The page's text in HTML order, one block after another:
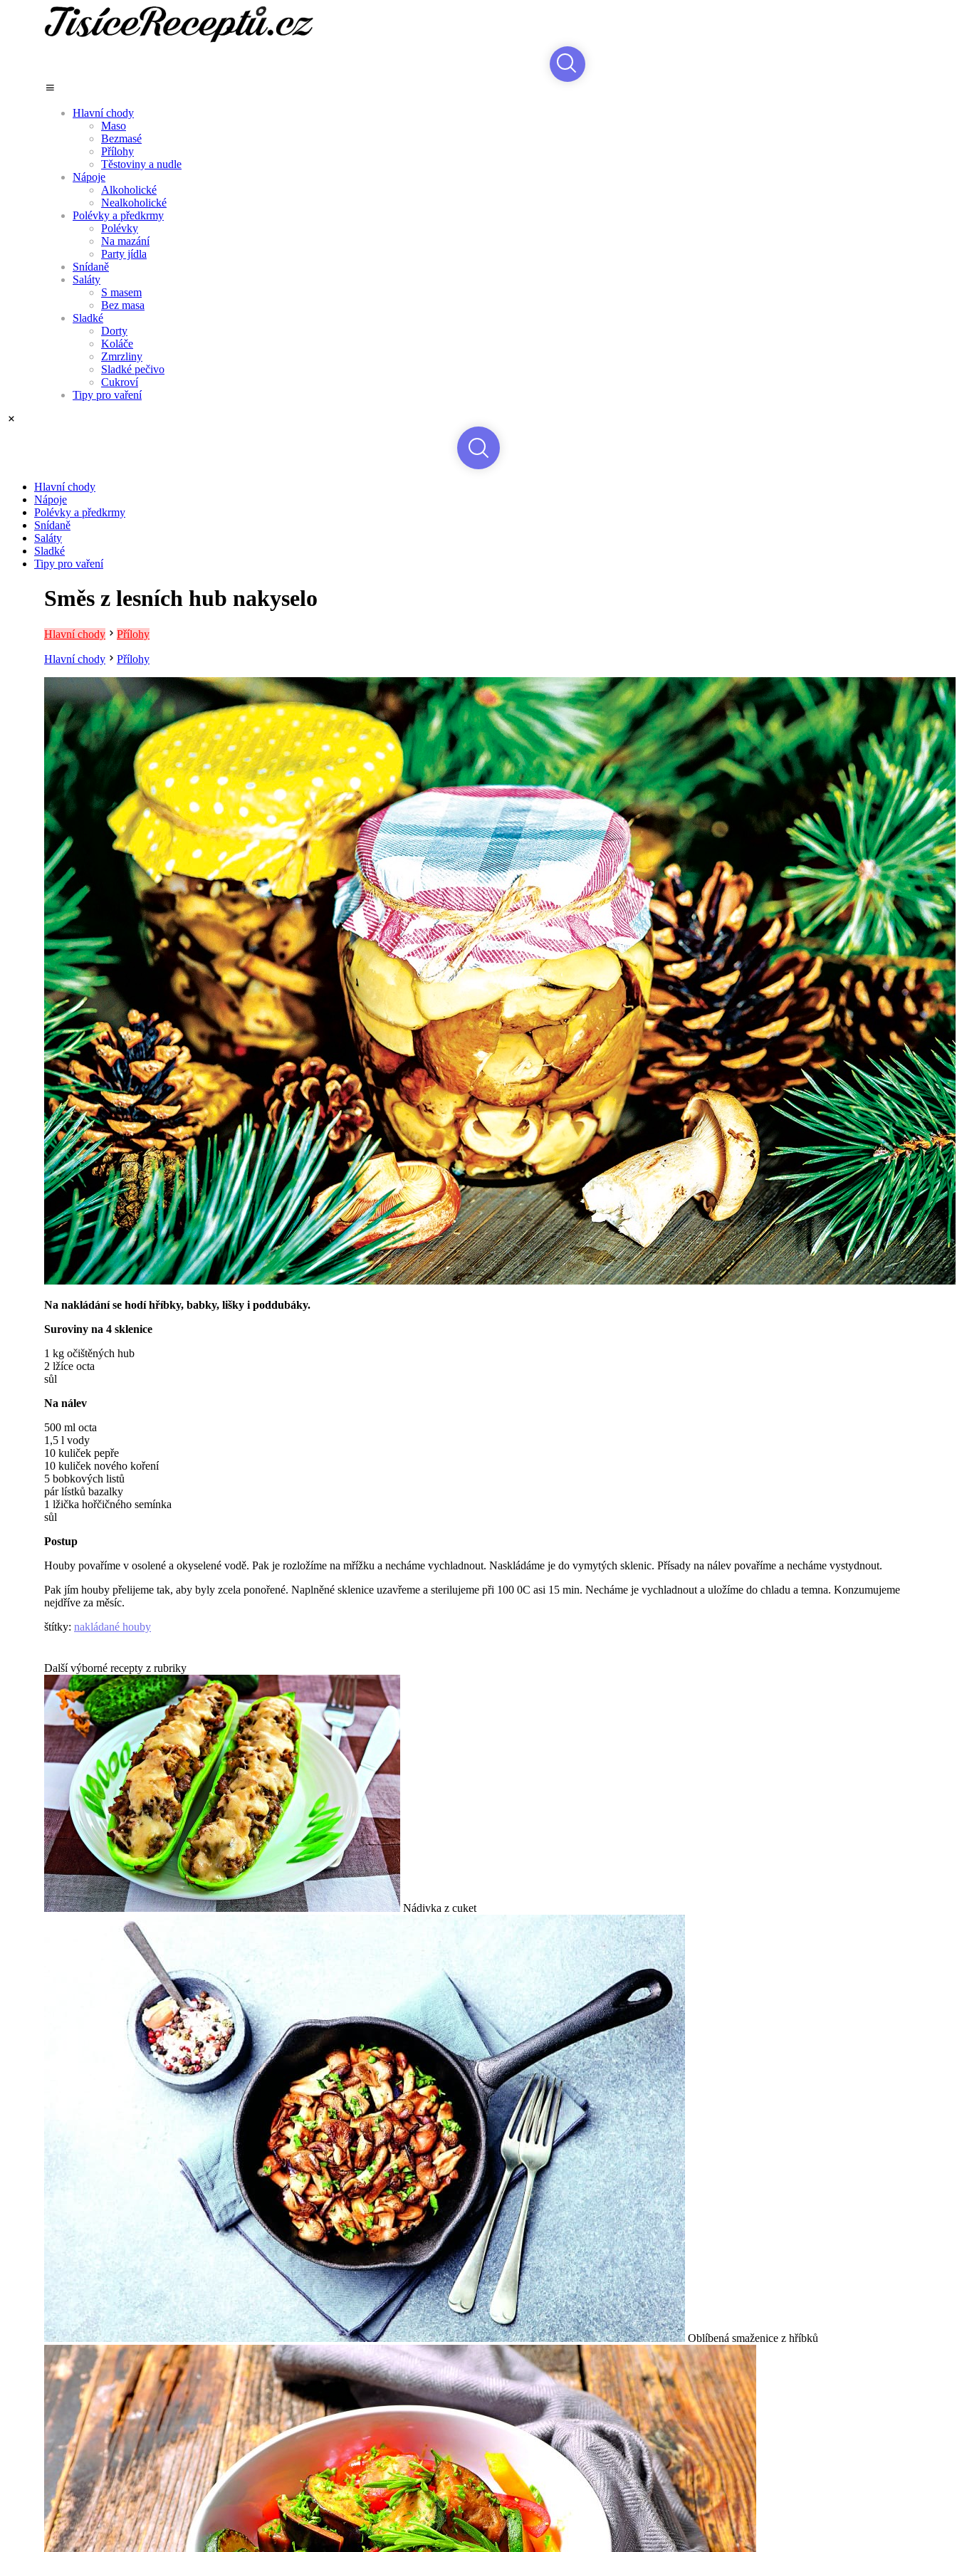
Hlavní chody
Maso
Bezmasé
Přílohy
Těstoviny a nudle
Nápoje
Alkoholické
Nealkoholické
Polévky a předkrmy
Polévky
Na mazání
Party jídla
Snídaně
Saláty
S masem
Bez masa
Sladké
Dorty
Koláče
Zmrzliny
Sladké pečivo
Cukroví
Tipy pro vaření
Hlavní chody
Nápoje
Polévky a předkrmy
Snídaně
Saláty
Sladké
Tipy pro vaření
Směs z lesních hub nakyselo
Hlavní chody Přílohy
Hlavní chody Přílohy
Na nakládání se hodí hříbky, babky, lišky i poddubáky.
Suroviny na 4 sklenice
1 kg očištěných hub
2 lžíce octa
sůl
Na nálev
500 ml octa
1,5 l vody
10 kuliček pepře
10 kuliček nového koření
5 bobkových listů
pár lístků bazalky
1 lžička hořčičného semínka
sůl
Postup
Houby povaříme v osolené a okyselené vodě. Pak je rozložíme na mřížku a necháme vychladnout. Naskládáme je do vymytých sklenic. Přísady na nálev povaříme a necháme vystydnout.
Pak jím houby přelijeme tak, aby byly zcela ponořené. Naplněné sklenice uzavřeme a sterilujeme při 100 0C asi 15 min. Necháme je vychladnout a uložíme do chladu a temna. Konzumujeme
nejdříve za měsíc.
štítky: nakládané houby
Další výborné recepty z rubriky
Nádivka z cuket
Oblíbená smaženice z hříbků